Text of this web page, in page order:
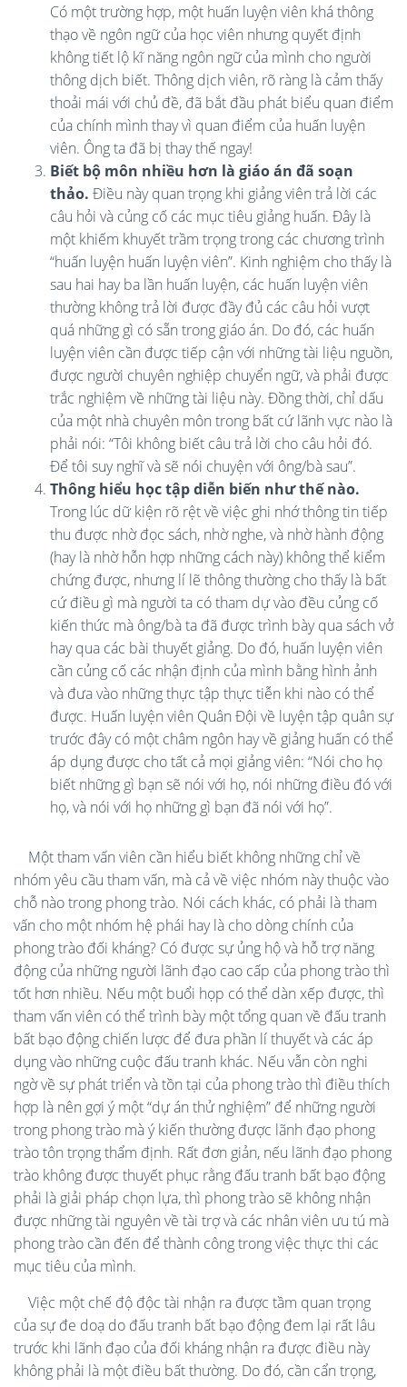
Có một trường hợp, một huấn luyện viên khá thông
thạo về ngôn ngữ của học viên nhưng quyết định
không tiết lộ kĩ năng ngôn ngữ của mình cho người
thông dịch biết. Thông dịch viên, rõ ràng là cảm thấy
thoải mái với chủ đề, đã bắt đầu phát biểu quan điểm
của chính mình thay vì quan điểm của huấn luyện
viên. Ông ta đã bị thay thế ngay!
Biết bộ môn nhiều hơn là giáo án đã soạn
thảo. Điều này quan trọng khi giảng viên trả lời các
câu hỏi và củng cố các mục tiêu giảng huấn. Đây là
một khiếm khuyết trầm trọng trong các chương trình
“huấn luyện huấn luyện viên”. Kinh nghiệm cho thấy là
sau hai hay ba lần huấn luyện, các huấn luyện viên
thường không trả lời được đầy đủ các câu hỏi vượt
quá những gì có sẵn trong giáo án. Do đó, các huấn
luyện viên cần được tiếp cận với những tài liệu nguồn,
được người chuyên nghiệp chuyển ngữ, và phải được
trắc nghiệm về những tài liệu này. Đồng thời, chỉ dấu
của một nhà chuyên môn trong bất cứ lãnh vực nào là
phải nói: “Tôi không biết câu trả lời cho câu hỏi đó.
Để tôi suy nghĩ và sẽ nói chuyện với ông/bà sau”.
Thông hiểu học tập diễn biến như thế nào.
Trong lúc dữ kiện rõ rệt về việc ghi nhớ thông tin tiếp
thu được nhờ đọc sách, nhờ nghe, và nhờ hành động
(hay là nhờ hỗn hợp những cách này) không thể kiểm
chứng được, nhưng lí lẽ thông thường cho thấy là bất
cứ điều gì mà người ta có tham dự vào đều củng cố
kiến thức mà ông/bà ta đã được trình bày qua sách vở
hay qua các bài thuyết giảng. Do đó, huấn luyện viên
cần củng cố các nhận định của mình bằng hình ảnh
và đưa vào những thực tập thực tiễn khi nào có thể
được. Huấn luyện viên Quân Đội về luyện tập quân sự
trước đây có một châm ngôn hay về giảng huấn có thể
áp dụng được cho tất cả mọi giảng viên: “Nói cho họ
biết những gì bạn sẽ nói với họ, nói những điều đó với
họ, và nói với họ những gì bạn đã nói với họ”.
Một tham vấn viên cần hiểu biết không những chỉ về
nhóm yêu cầu tham vấn, mà cả về việc nhóm này thuộc vào
chỗ nào trong phong trào. Nói cách khác, có phải là tham
vấn cho một nhóm hệ phái hay là cho dòng chính của
phong trào đối kháng? Có được sự ủng hộ và hỗ trợ năng
động của những người lãnh đạo cao cấp của phong trào thì
tốt hơn nhiều. Nếu một buổi họp có thể dàn xếp được, thì
tham vấn viên có thể trình bày một tổng quan về đấu tranh
bất bạo động chiến lược để đưa phần lí thuyết và các áp
dụng vào những cuộc đấu tranh khác. Nếu vẫn còn nghi
ngờ về sự phát triển và tồn tại của phong trào thì điều thích
hợp là nên gợi ý một “dự án thử nghiệm” để những người
trong phong trào mà ý kiến thường được lãnh đạo phong
trào tôn trọng thẩm định. Rất đơn giản, nếu lãnh đạo phong
trào không được thuyết phục rằng đấu tranh bất bạo động
phải là giải pháp chọn lựa, thì phong trào sẽ không nhận
được những tài nguyên về tài trợ và các nhân viên ưu tú mà
phong trào cần đến để thành công trong việc thực thi các
mục tiêu của mình.
Việc một chế độ độc tài nhận ra được tầm quan trọng
của sự đe doạ do đấu tranh bất bạo động đem lại rất lâu
trước khi lãnh đạo của đối kháng nhận ra được điều này
không phải là một điều bất thường. Do đó, cần cẩn trọng,